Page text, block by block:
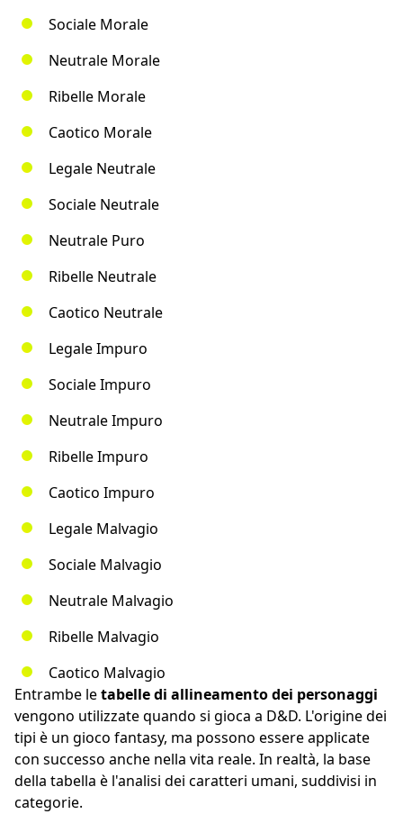
Sociale Morale
Neutrale Morale
Ribelle Morale
Caotico Morale
Legale Neutrale
Sociale Neutrale
Neutrale Puro
Ribelle Neutrale
Caotico Neutrale
Legale Impuro
Sociale Impuro
Neutrale Impuro
Ribelle Impuro
Caotico Impuro
Legale Malvagio
Sociale Malvagio
Neutrale Malvagio
Ribelle Malvagio
Caotico Malvagio
Entrambe letabelle di allineamento dei personaggi
vengono utilizzate quando si gioca a D&D. L'origine dei
tipi è un gioco fantasy, ma possono essere applicate
con successo anche nella vita reale. In realtà, la base
della tabella è l'analisi dei caratteri umani, suddivisi in
categorie.